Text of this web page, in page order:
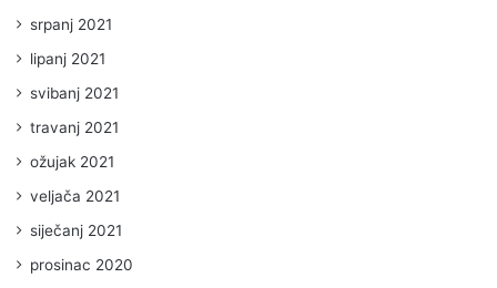
srpanj 2021
lipanj 2021
svibanj 2021
travanj 2021
ožujak 2021
veljača 2021
siječanj 2021
prosinac 2020